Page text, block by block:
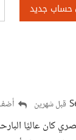
حساب جديد
قبل شهرين
كان عاليًا